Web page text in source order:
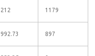
212 1179
992.73 897